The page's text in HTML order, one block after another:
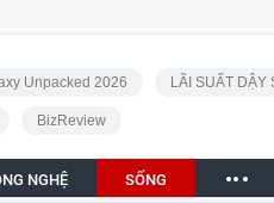
Unpacked 2026 LÃI SUẤT DẬY
BizReview
NGHỆ SỐNG